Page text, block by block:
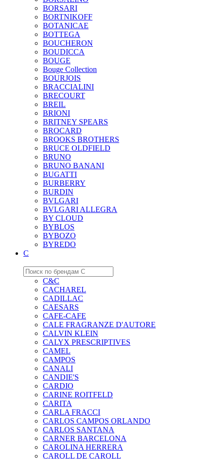
BORSARI
BORTNIKOFF
BOTANICAE
BOTTEGA
BOUCHERON
BOUDICCA
BOUGE
Bouge Collection
BOURJOIS
BRACCIALINI
BRECOURT
BREIL
BRIONI
BRITNEY SPEARS
BROCARD
BROOKS BROTHERS
BRUCE OLDFIELD
BRUNO
BRUNO BANANI
BUGATTI
BURBERRY
BURDIN
BVLGARI
BVLGARI ALLEGRA
BY CLOUD
BYBLOS
BYBOZO
BYREDO
C
C&C
CACHAREL
CADILLAC
CAESARS
CAFE-CAFE
CALE FRAGRANZE D'AUTORE
CALVIN KLEIN
CALYX PRESCRIPTIVES
CAMEL
CAMPOS
CANALI
CANDIE'S
CARDIO
CARINE ROITFELD
CARITA
CARLA FRACCI
CARLOS CAMPOS ORLANDO
CARLOS SANTANA
CARNER BARCELONA
CAROLINA HERRERA
CAROLL DE CAROLL